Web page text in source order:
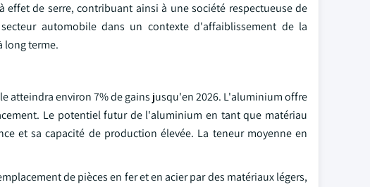
de serre, contribuant ainsi à une société respectueuse de
automobile dans un contexte d'affaiblissement de la
long terme.
atteindra environ 7% de gains jusqu'en 2026. L'aluminium offre
Le potentiel futur de l'aluminium en tant que matériau
et sa capacité de production élevée. La teneur moyenne en
de pièces en fer et en acier par des matériaux légers,